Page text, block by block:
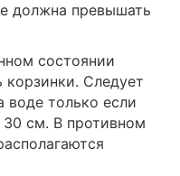
должна превышать
состоянии
корзинки. Следует
воде только если
30 см. В противном